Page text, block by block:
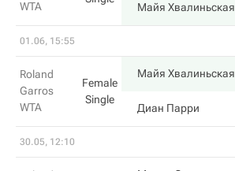
WTA
Майя Хвалиньская
01.06, 15:55
Roland
Garros
WTA
Female
Single
Майя Хвалиньская
Диан Парри
30.05, 12:10